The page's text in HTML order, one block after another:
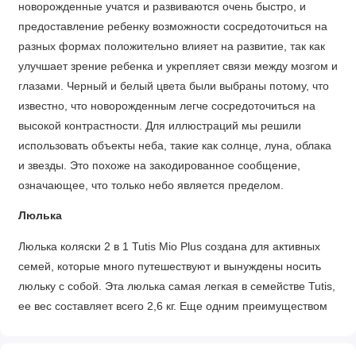
новорожденные учатся и развиваются очень быстро, и
предоставление ребенку возможности сосредоточиться на
разных формах положительно влияет на развитие, так как
улучшает зрение ребенка и укрепляет связи между мозгом и
глазами. Черный и белый цвета были выбраны потому, что
известно, что новорожденным легче сосредоточиться на
высокой контрастности. Для иллюстраций мы решили
использовать объекты неба, такие как солнце, луна, облака
и звезды. Это похоже на закодированное сообщение,
означающее, что только небо является пределом.
Люлька
Люлька коляски 2 в 1 Tutis Mio Plus создана для активных
семей, которые много путешествуют и вынуждены носить
люльку с собой. Эта люлька самая легкая в семействе Tutis,
ее вес составляет всего 2,6 кг. Еще одним преимуществом